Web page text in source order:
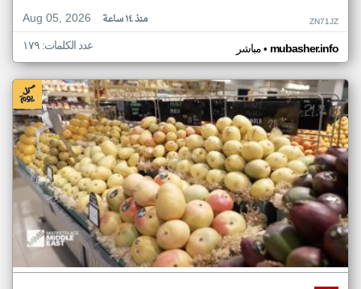
Aug 05, 2026
منذ ١٤ ساعة ZN71JZ
مباشر• mubasher.info عدد الكلمات: ١٧٩